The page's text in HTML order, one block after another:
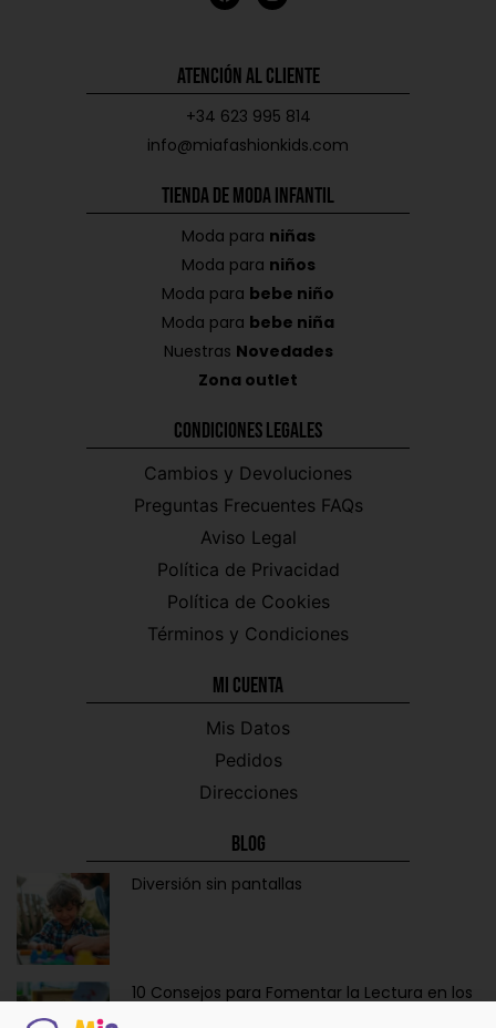
Atención al Cliente
+34 623 995 814
info@miafashionkids.com
Tienda de Moda Infantil
Moda para niñas
Moda para niños
Moda para bebe niño
Moda para bebe niña
Nuestras Novedades
Zona outlet
Condiciones Legales
Cambios y Devoluciones
Preguntas Frecuentes FAQs
Aviso Legal
Política de Privacidad
Política de Cookies
Términos y Condiciones
Mi CUENTA
Mis Datos
Pedidos
Direcciones
Blog
Diversión sin pantallas
10 Consejos para Fomentar la Lectura en los